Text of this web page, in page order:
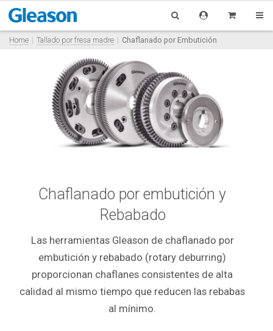
Home Tallado por fresa madre Chaflanado por Embutición
Chaflanado por embutición y
Rebabado
Las herramientas Gleason de chaflanado por
embutición y rebabado (rotary deburring)
proporcionan chaflanes consistentes de alta
calidad al mismo tiempo que reducen las rebabas
al mínimo.